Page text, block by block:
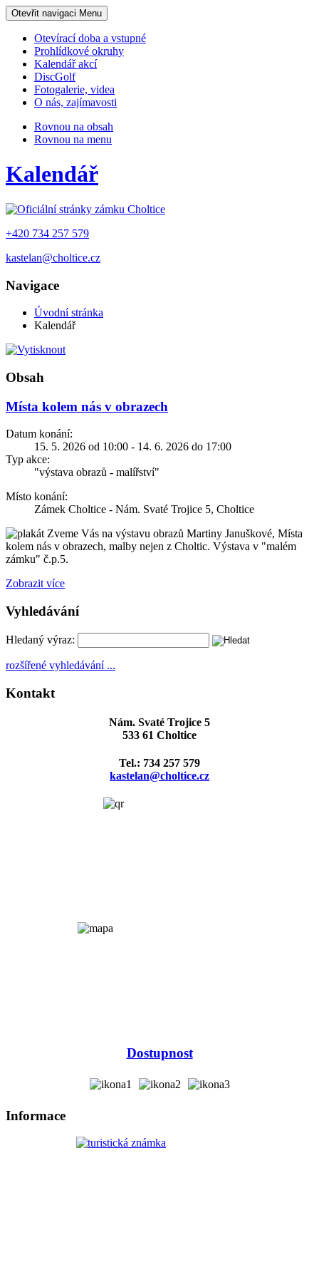
Otevřit navigaci Menu
Otevírací doba a vstupné
Prohlídkové okruhy
Kalendář akcí
DiscGolf
Fotogalerie, videa
O nás, zajímavosti
Rovnou na obsah
Rovnou na menu
Kalendář
+420 734 257 579
kastelan@choltice.cz
Navigace
Úvodní stránka
Kalendář
Obsah
Místa kolem nás v obrazech
Datum konání:
15. 5. 2026 od 10:00 - 14. 6. 2026 do 17:00
Typ akce:
"výstava obrazů - malířství"
Místo konání:
Zámek Choltice - Nám. Svaté Trojice 5, Choltice
Zveme Vás na výstavu obrazů Martiny Januškové, Místa
kolem nás v obrazech, malby nejen z Choltic. Výstava v "malém
zámku" č.p.5.
Zobrazit více
Vyhledávání
Hledaný výraz:
rozšířené vyhledávání ...
Kontakt
Nám. Svaté Trojice 5
533 61 Choltice
Tel.: 734 257 579
kastelan@choltice.cz
Dostupnost
Informace